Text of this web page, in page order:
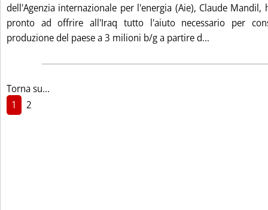
dell'Agenzia internazionale per l'energia (Aie), Claude Mandil,
pronto ad offrire all'Iraq tutto l'aiuto necessario per
produzione del paese a 3 milioni b/g a partire d...
Torna su...
1
2